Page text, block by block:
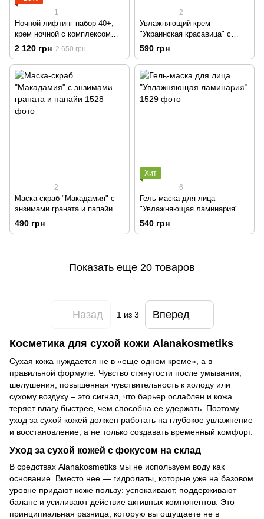
1
Ночной лифтинг набор 40+,
крем ночной с комплексом
пептидов, тоник "Роза", крем
лифтинг для век
2 120 грн 2 650 грн
2
Увлажняющий крем
"Украинская красавица" с
маслом жожоба и протеинами
молока 16+
590 грн
2
Маска-скраб "Макадамия" с
энзимами граната и папайи
490 грн
Хит
6
Гель-маска для лица
"Увлажняющая ламинария"
540 грн
Показать еще 20 товаров
Назад 1из 3 Вперед
Косметика для сухой кожи Alanakosmetiks
Сухая кожа нуждается не в «еще одном креме», а в
правильной формуле. Чувство стянутости после умывания,
шелушения, повышенная чувствительность к холоду или
сухому воздуху – это сигнал, что барьер ослаблен и кожа
теряет влагу быстрее, чем способна ее удержать. Поэтому
уход за сухой кожей должен работать на глубокое увлажнение
и восстановление, а не только создавать временный комфорт.
Уход за сухой кожей с фокусом на склад
В средствах Alanakosmetiks мы не используем воду как
основание. Вместо нее — гидролаты, которые уже на базовом
уровне придают коже пользу: успокаивают, поддерживают
баланс и усиливают действие активных компонентов. Это
принципиальная разница, которую вы ощущаете не в